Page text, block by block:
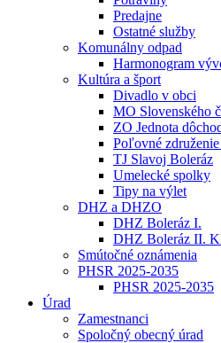
Predajne
Ostatné služby
Komunálny odpad
Harmonogram
Kultúra a šport
Divadlo v obci
MO Slovenského
ZO Jednota
Poľovné združenie
TJ Slavoj Boleráz
Umelecké spolky
Tipy na výlet
DHZ a DHZO
DHZ Boleráz I.
DHZ Boleráz II.
Smútočné oznámenia
PHSR 2025-2035
PHSR 2025-2035
Úrad
Zamestnanci
Spoločný obecný úrad